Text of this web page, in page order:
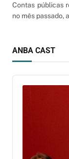
Contas públicas
no mês passado,
ANBA CAST
Audio
Player